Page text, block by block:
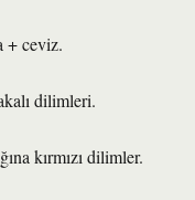
+ ceviz.
dilimleri.
kırmızı dilimler.